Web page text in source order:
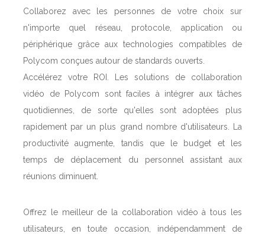
Collaborez avec les personnes de votre choix sur
n'importe quel réseau, protocole, application ou
périphérique grâce aux technologies compatibles de
Polycom conçues autour de standards ouverts.
Accélérez votre ROI. Les solutions de collaboration
vidéo de Polycom sont faciles à intégrer aux tâches
quotidiennes, de sorte qu'elles sont adoptées plus
rapidement par un plus grand nombre d'utilisateurs. La
productivité augmente, tandis que le budget et les
temps de déplacement du personnel assistant aux
réunions diminuent.
Offrez le meilleur de la collaboration vidéo à tous les
utilisateurs, en toute occasion, indépendamment de